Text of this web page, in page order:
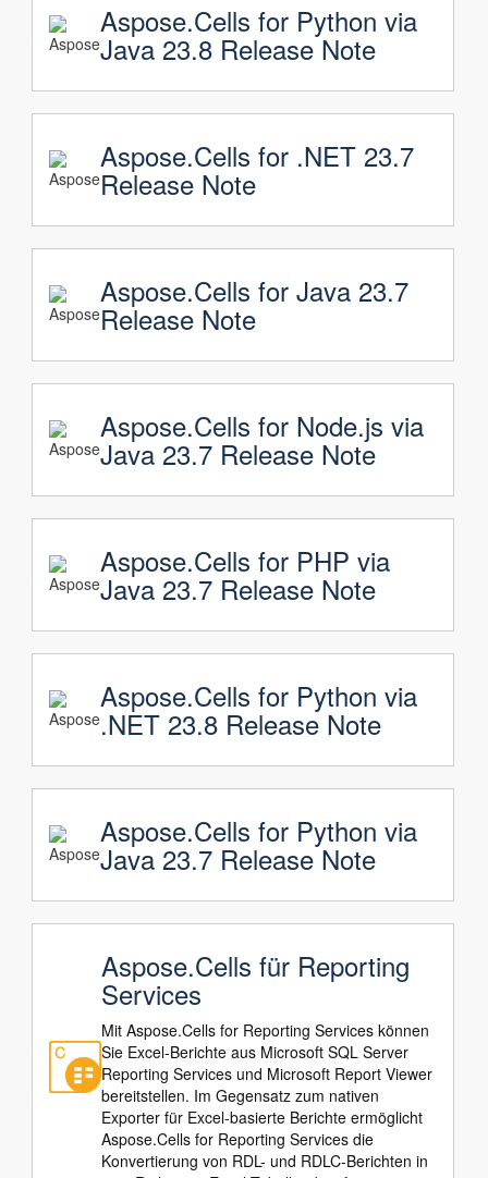
Aspose.Cells for Python via
Java 23.8 Release Note
Aspose.Cells for .NET 23.7
Release Note
Aspose.Cells for Java 23.7
Release Note
Aspose.Cells for Node.js via
Java 23.7 Release Note
Aspose.Cells for PHP via
Java 23.7 Release Note
Aspose.Cells for Python via
.NET 23.8 Release Note
Aspose.Cells for Python via
Java 23.7 Release Note
Aspose.Cells für Reporting
Services
Mit Aspose.Cells for Reporting Services können
Sie Excel-Berichte aus Microsoft SQL Server
Reporting Services und Microsoft Report Viewer
bereitstellen. Im Gegensatz zum nativen
Exporter für Excel-basierte Berichte ermöglicht
Aspose.Cells for Reporting Services die
Konvertierung von RDL- und RDLC-Berichten in